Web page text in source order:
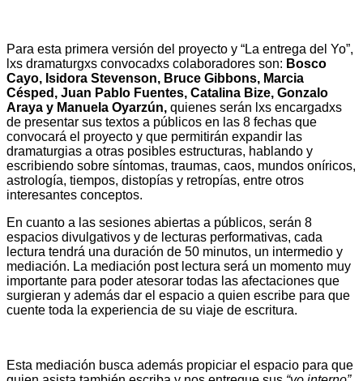
Para esta primera versión del proyecto y “La entrega del Yo”,
lxs dramaturgxs convocadxs colaboradores son: Bosco
Cayo, Isidora Stevenson, Bruce Gibbons, Marcia
Césped, Juan Pablo Fuentes, Catalina Bize, Gonzalo
Araya y Manuela Oyarzún, quienes serán lxs encargadxs
de presentar sus textos a públicos en las 8 fechas que
convocará el proyecto y que permitirán expandir las
dramaturgias a otras posibles estructuras, hablando y
escribiendo sobre síntomas, traumas, caos, mundos oníricos,
astrología, tiempos, distopías y retropías, entre otros
interesantes conceptos.
En cuanto a las sesiones abiertas a públicos, serán 8
espacios divulgativos y de lecturas performativas, cada
lectura tendrá una duración de 50 minutos, un intermedio y
mediación. La mediación post lectura será un momento muy
importante para poder atesorar todas las afectaciones que
surgieran y además dar el espacio a quien escribe para que
cuente toda la experiencia de su viaje de escritura.
Esta mediación busca además propiciar el espacio para que